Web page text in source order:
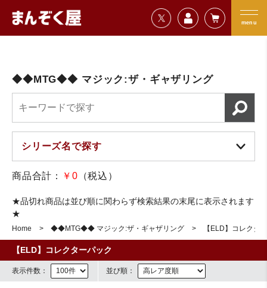
=================================
menu
まんぞく屋 格安TCG通販
◆◆MTG◆◆ マジック:ザ・ギャザリング
商品合計： ￥0 （税込）
★品切れ商品は並び順に関わらず検索結果の末尾に表示されます
★
Home ◆◆MTG◆◆ マジック:ザ・ギャザリング 【ELD】コレクタ
【ELD】コレクターパック
表示件数： 並び順：